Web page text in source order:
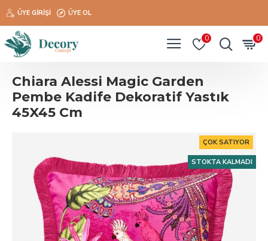
ÜYE GIRIŞI ÜYE OL
0 0
Chiara Alessi Magic Garden
Pembe Kadife Dekoratif Yastık
45X45 Cm
ÇOK SATIYOR
STOKTA KALMADI